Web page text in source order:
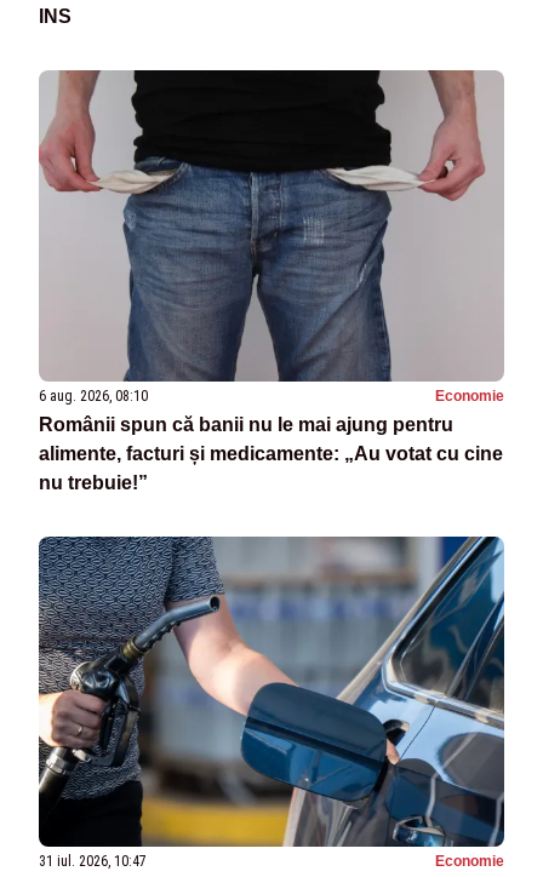
INS
6 aug. 2026, 08:10 Economie
Românii spun că banii nu le mai ajung pentru
alimente, facturi și medicamente: „Au votat cu cine
nu trebuie!”
31 iul. 2026, 10:47 Economie